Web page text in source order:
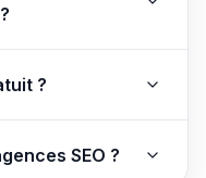
?
SEO ?